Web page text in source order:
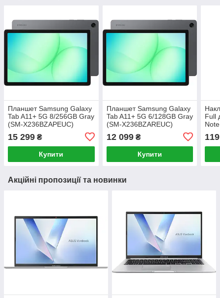
Планшет Samsung Galaxy
Tab A11+ 5G 8/256GB Gray
(SM-X236BZAPEUC)
15 299 ₴
Купити
Планшет Samsung Galaxy
Tab A11+ 5G 6/128GB Gray
(SM-X236BZAREUC)
12 099₴
Купити
Full
119
Акційні пропозиції та новинки